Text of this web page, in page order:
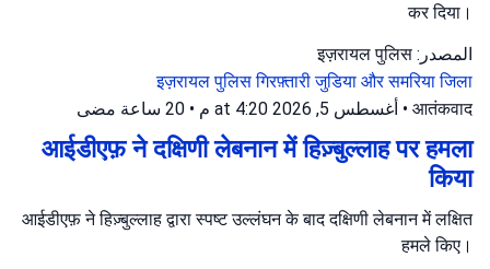
कर दिया।
المصدر: इज़रायल पुलिस
इज़रायल पुलिसगिरफ़्तारीजुडिया और समरिया जिला
आतंकवाद
• أغسطس 5, 2026 at 4:20 م • 20 ساعة مضى
आईडीएफ़ ने दक्षिणी लेबनान में हिज़्बुल्लाह पर हमला
किया
आईडीएफ़ ने हिज़्बुल्लाह द्वारा स्पष्ट उल्लंघन के बाद दक्षिणी लेबनान में लक्षित
हमले किए।